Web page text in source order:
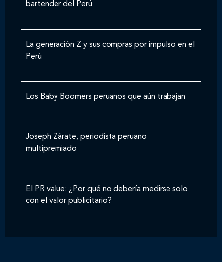
bartender del Perú
La generación Z y sus compras por impulso en el
Perú
Los Baby Boomers peruanos que aún trabajan
Joseph Zárate, periodista peruano
multipremiado
El PR value: ¿Por qué no debería medirse solo
con el valor publicitario?